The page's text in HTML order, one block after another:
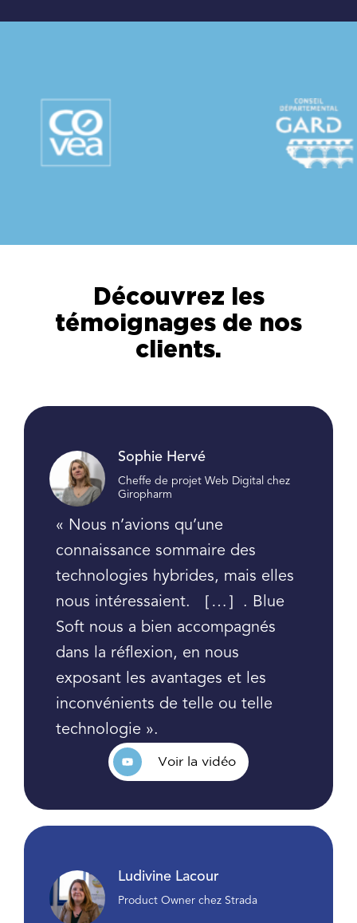
Découvrez les
témoignages de nos
clients.
Sophie Hervé
Cheffe de projet Web Digital chez
Giropharm
« Nous n’avions qu’une
connaissance sommaire des
technologies hybrides, mais elles
nous intéressaient. ［…］. Blue
Soft nous a bien accompagnés
dans la réflexion, en nous
exposant les avantages et les
inconvénients de telle ou telle
technologie ».
Voir la vidéo
Ludivine Lacour
Product Owner chez Strada